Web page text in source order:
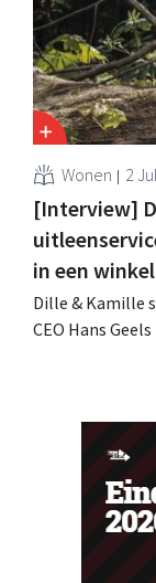
Wonen 2
[Interview]
in een
Dille & Kamille
CEO Hans